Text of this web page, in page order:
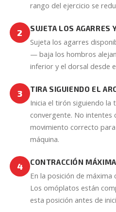
rango del ejercicio se
2 SUJETA LOS AGARRES
Sujeta los agarres
— baja los hombros
inferior y el dorsal desde
3 TIRA SIGUIENDO EL
Inicia el tirón siguiendo
convergente. No
movimiento correcto
máquina.
4 CONTRACCIÓN
En la posición de
Los omóplatos están
esta posición antes de